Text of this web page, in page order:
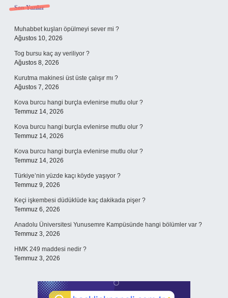
Sidebar
Son Yazılar
Muhabbet kuşları öpülmeyi sever mi ?
Ağustos 10, 2026
Tog bursu kaç ay veriliyor ?
Ağustos 8, 2026
Kurutma makinesi üst üste çalışır mı ?
Ağustos 7, 2026
Kova burcu hangi burçla evlenirse mutlu olur ?
Temmuz 14, 2026
Kova burcu hangi burçla evlenirse mutlu olur ?
Temmuz 14, 2026
Kova burcu hangi burçla evlenirse mutlu olur ?
Temmuz 14, 2026
Türkiye’nin yüzde kaçı köyde yaşıyor ?
Temmuz 9, 2026
Keçi işkembesi düdüklüde kaç dakikada pişer ?
Temmuz 6, 2026
Anadolu Üniversitesi Yunusemre Kampüsünde hangi bölümler var ?
Temmuz 3, 2026
HMK 249 maddesi nedir ?
Temmuz 3, 2026